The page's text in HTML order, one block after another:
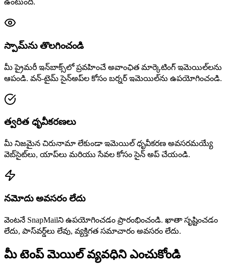
ఉంటుంది.
స్పామ్‌ను తొలగించండి
మీ ప్రైమరీ ఇన్‌బాక్స్‌లో ప్రవహించే అవాంఛిత మార్కెటింగ్ ఇమెయిల్‌లను
ఆపండి. వన్-టైమ్ సైన్అప్‌ల కోసం బర్నర్ ఇమెయిల్‌ను ఉపయోగించండి.
త్వరిత ధృవీకరణలు
మీ నిజమైన చిరునామా లేకుండా ఇమెయిల్ ధృవీకరణ అవసరమయ్యే
వెబ్‌సైట్‌లు, యాప్‌లు మరియు సేవల కోసం సైన్ అప్ చేయండి.
నమోదు అవసరం లేదు
వెంటనే SnapMailని ఉపయోగించడం ప్రారంభించండి. ఖాతా సృష్టించడం
లేదు, పాస్‌వర్డ్‌లు లేవు, వ్యక్తిగత సమాచారం అవసరం లేదు.
మీ టెంప్ మెయిల్ వ్యవధిని ఎంచుకోండి